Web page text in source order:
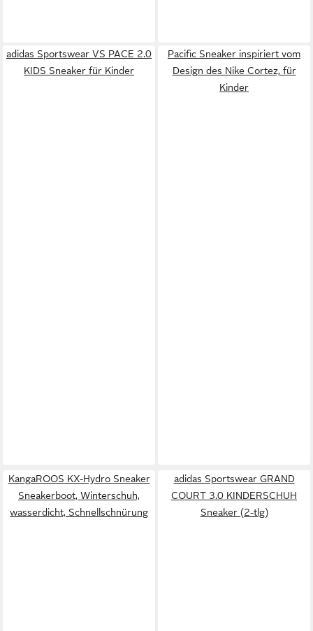
adidas Sportswear VS PACE 2.0
KIDS Sneaker für Kinder
Pacific Sneaker inspiriert vom
Design des Nike Cortez, für
Kinder
KangaROOS KX-Hydro Sneaker
Sneakerboot, Winterschuh,
wasserdicht, Schnellschnürung
adidas Sportswear GRAND
COURT 3.0 KINDERSCHUH
Sneaker (2-tlg)